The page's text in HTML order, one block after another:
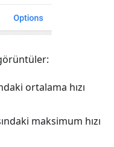
ortalama hızı
maksimum hızı